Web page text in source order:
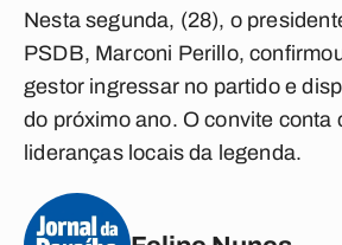
Nesta segunda, (28), o
PSDB, Marconi Perillo,
gestor ingressar no partido e
do próximo ano. O convite conta
lideranças locais da legenda.